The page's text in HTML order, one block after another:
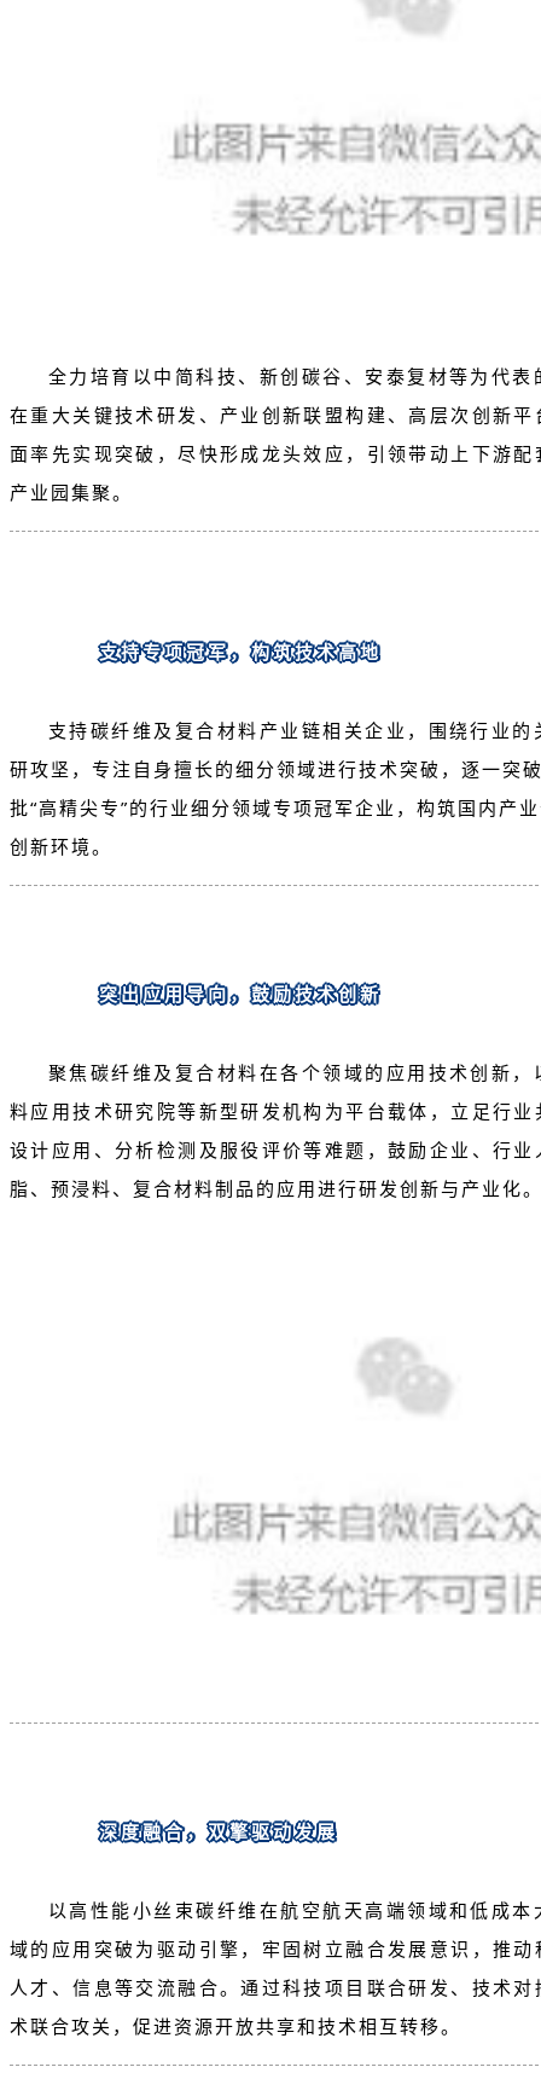
全力培育以 中简科技 、新创碳谷、安泰复材等为代
在重大关键技术研发、产业创新联盟构建、高层次创新
面率先实现突破，尽快形成龙头效应，引领带动上下游
产业园集聚。
支持专项冠军，构筑技术高地
支持碳纤维及复合材料产业链相关企业，围绕行业
研攻坚，专注自身擅长的细分领域进行技术突破，逐一突
批“高精尖专”的行业细分领域专项冠军企业，构筑国内产
创新环境。
突出应用导向，鼓励技术创新
聚焦碳纤维及复合材料在各个领域的应用技术创新
料应用技术研究院等新型研发机构为平台载体，立足行
设计应用、分析检测及服役评价等难题，鼓励企业、行
脂、预浸料、复合材料制品的应用进行研发创新与产业化
深度融合，双擎驱动发展
以高性能小丝束碳纤维在航空航天高端领域和低成
域的应用突破为驱动引擎，牢固树立融合发展意识，推
人才、信息等交流融合。通过科技项目联合研发、技术
术联合攻关，促进资源开放共享和技术相互转移。